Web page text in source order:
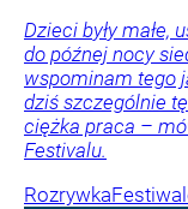
Dzieci były małe,
do późnej nocy
wspominam tego
dziś szczególnie
ciężka praca –
Festivalu.
Rozrywka